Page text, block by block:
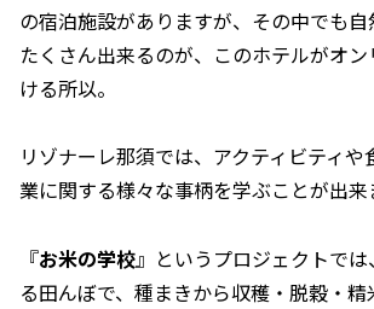
の宿泊施設がありますが、その中でも
たくさん出来るのが、このホテルがオ
ける所以。
リゾナーレ那須では、アクティビティ
業に関する様々な事柄を学ぶことが出来
『お米の学校』というプロジェクトで
る田んぼで、種まきから収穫・脱穀・精